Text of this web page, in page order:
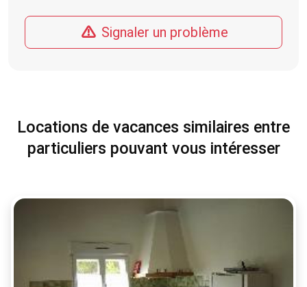
Signaler un problème
Locations de vacances similaires entre
particuliers pouvant vous intéresser